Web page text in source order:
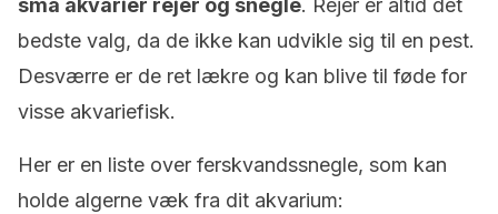
små akvarier rejer og snegle. Rejer er altid det
bedste valg, da de ikke kan udvikle sig til en pest.
Desværre er de ret lækre og kan blive til føde for
visse akvariefisk.
Her er en liste over ferskvandssnegle, som kan
holde algerne væk fra dit akvarium: